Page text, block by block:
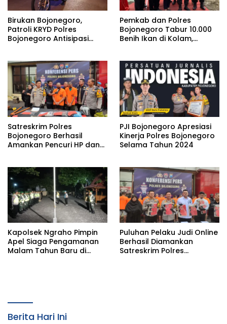
Birukan Bojonegoro,
Patroli KRYD Polres
Bojonegoro Antisipasi
Pemkab dan Polres
Bojonegoro Tabur 10.000
Benih Ikan di Kolam,
Satreskrim Polres
Bojonegoro Berhasil
Amankan Pencuri HP dan
PJI Bojonegoro Apresiasi
Kinerja Polres Bojonegoro
Selama Tahun 2024
Kapolsek Ngraho Pimpin
Apel Siaga Pengamanan
Malam Tahun Baru di
Puluhan Pelaku Judi Online
Berhasil Diamankan
Satreskrim Polres
Berita Hari Ini